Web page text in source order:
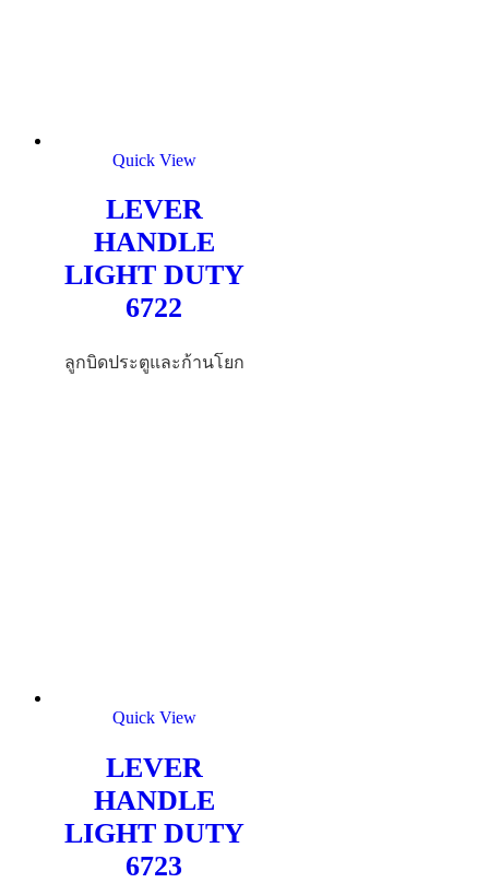
Quick View
LEVER
HANDLE
LIGHT DUTY
6722
ลูกบิดประตูและก้านโยก
Quick View
LEVER
HANDLE
LIGHT DUTY
6723